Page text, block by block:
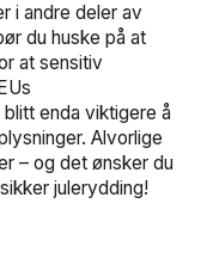
i andre deler av
du huske på at
at sensitiv
enda viktigere å
Alvorlige
– og det ønsker du
julerydding!